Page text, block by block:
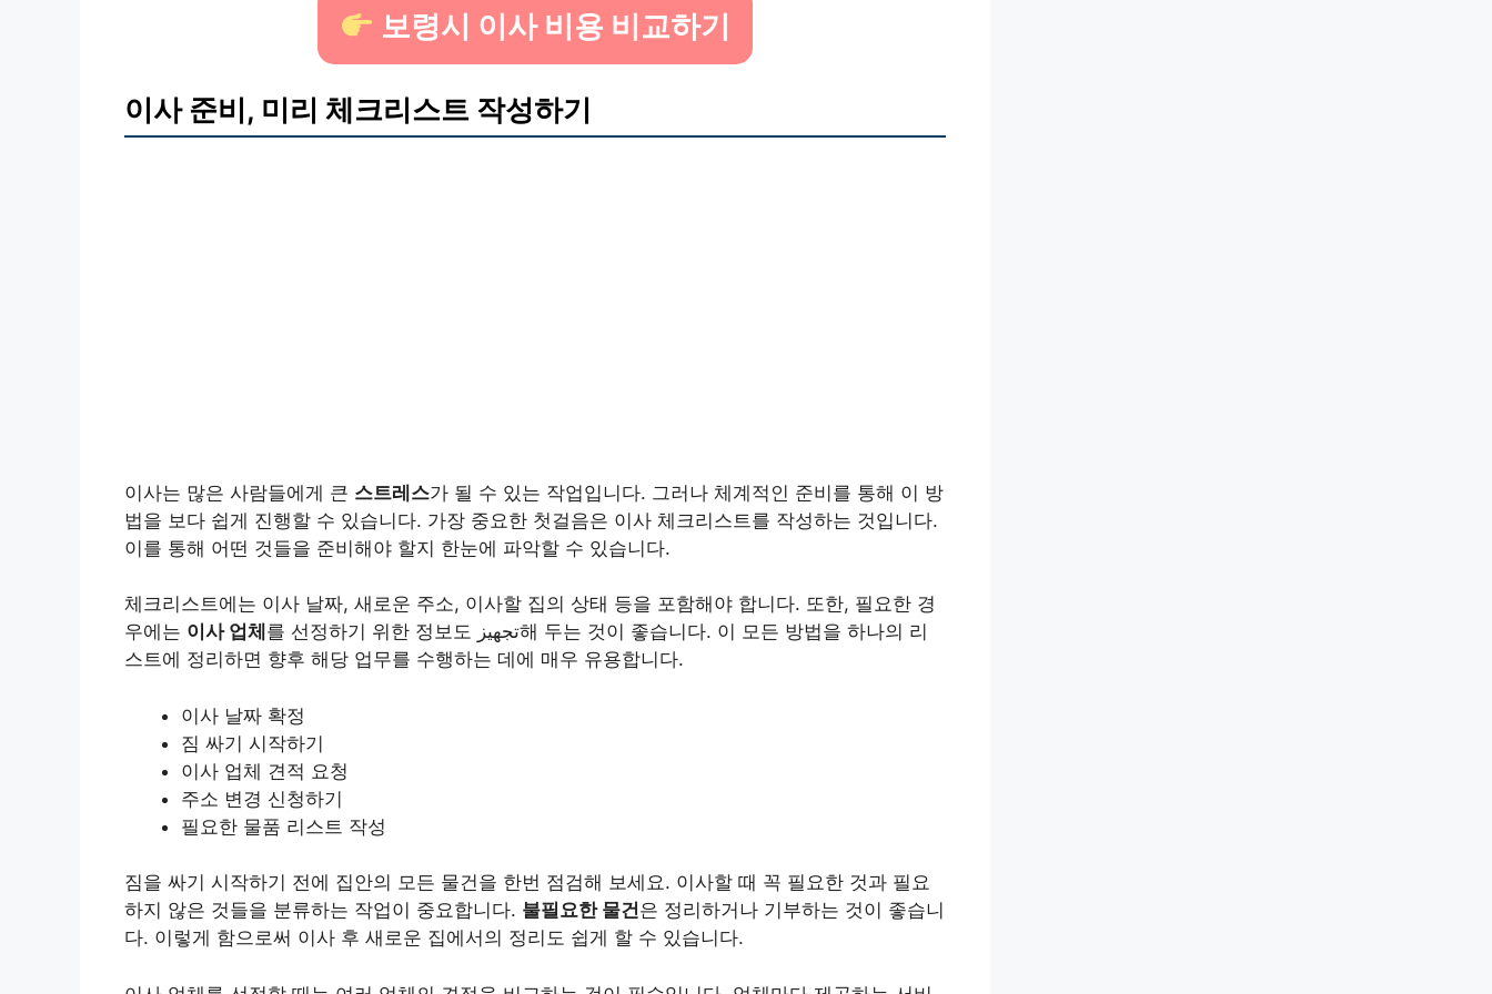
보령시 이사 비용 비교하기
이사 준비, 미리 체크리스트 작성하기
이사는 많은 사람들에게 큰 스트레스가 될 수 있는 작업입니다. 그러나 체계적인 준비를 통해 이 방
법을 보다 쉽게 진행할 수 있습니다. 가장 중요한 첫걸음은 이사 체크리스트를 작성하는 것입니다.
이를 통해 어떤 것들을 준비해야 할지 한눈에 파악할 수 있습니다.
체크리스트에는 이사 날짜, 새로운 주소, 이사할 집의 상태 등을 포함해야 합니다. 또한, 필요한 경
우에는 이사 업체 를 선정하기 위한 정보도 تجهيز해 두는 것이 좋습니다. 이 모든 방법을 하나의 리
스트에 정리하면 향후 해당 업무를 수행하는 데에 매우 유용합니다.
이사 날짜 확정
짐 싸기 시작하기
이사 업체 견적 요청
주소 변경 신청하기
필요한 물품 리스트 작성
짐을 싸기 시작하기 전에 집안의 모든 물건을 한번 점검해 보세요. 이사할 때 꼭 필요한 것과 필요
하지 않은 것들을 분류하는 작업이 중요합니다. 불필요한 물건은 정리하거나 기부하는 것이 좋습니
다. 이렇게 함으로써 이사 후 새로운 집에서의 정리도 쉽게 할 수 있습니다.